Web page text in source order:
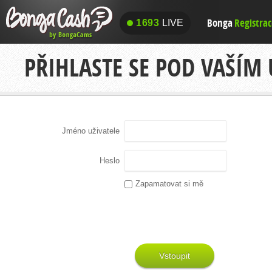
1693 LIVE
1693 LIVE Bonga
PŘIHLASTE SE POD VAŠÍM
Jméno uživatele
Heslo
Zapamatovat si mě
Vstoupit